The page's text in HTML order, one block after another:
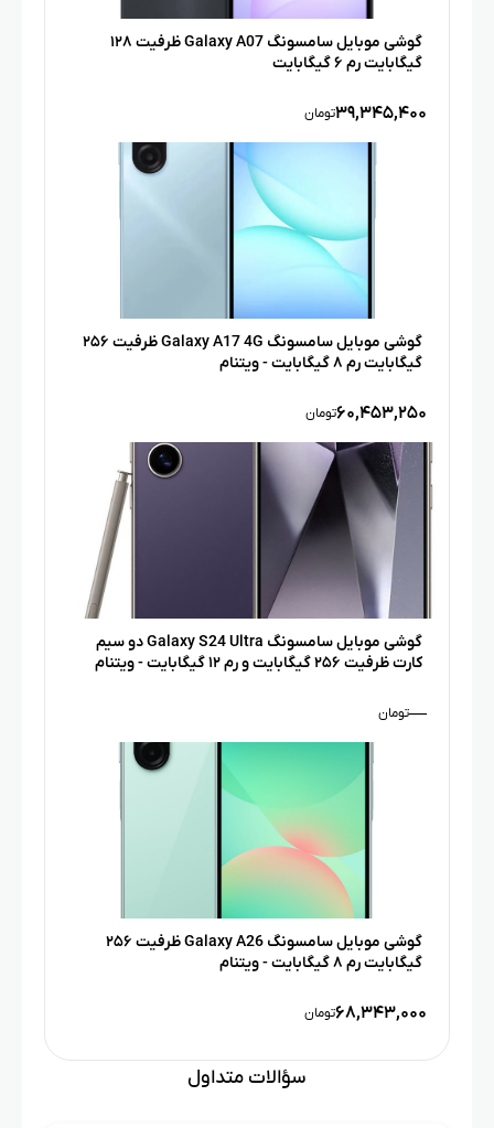
گوشی موبایل سامسونگ Galaxy A07 ظرفیت ۱۲۸
گیگابایت رم ۶ گیگابایت
۳۹,۳۴۵,۴۰۰تومان
گوشی موبایل سامسونگ Galaxy A17 4G ظرفیت ۲۵۶
گیگابایت رم ۸ گیگابایت - ویتنام
۶۰,۴۵۳,۲۵۰تومان
گوشی موبایل سامسونگ Galaxy S24 Ultra دو سیم
کارت ظرفیت ۲۵۶ گیگابایت و رم ۱۲ گیگابایت - ویتنام
—تومان
گوشی موبایل سامسونگ Galaxy A26 ظرفیت ۲۵۶
گیگابایت رم ۸ گیگابایت­ - ویتنام
۶۸,۳۴۳,۰۰۰تومان
سؤالات متداول